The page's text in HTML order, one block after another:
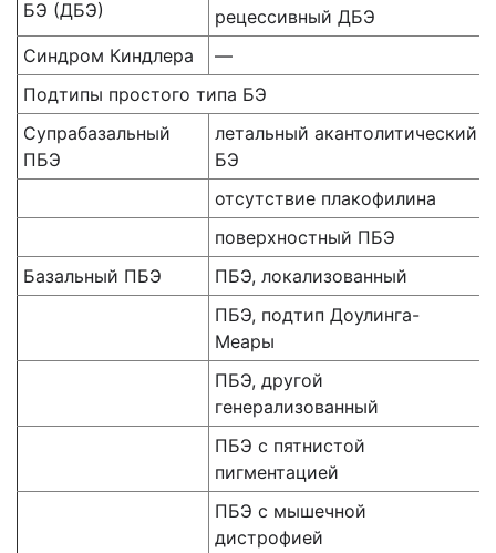
БЭ (ДБЭ) рецессивный ДБЭ
Синдром Киндлера
—
Подтипы простого типа БЭ
Супрабазальный
ПБЭ
летальный акантолитический
БЭ
отсутствие плакофилина
поверхностный ПБЭ
Базальный ПБЭ
ПБЭ, локализованный
ПБЭ, подтип Доулинга-
Меары
ПБЭ, другой
генерализованный
ПБЭ с пятнистой
пигментацией
ПБЭ с мышечной
дистрофией